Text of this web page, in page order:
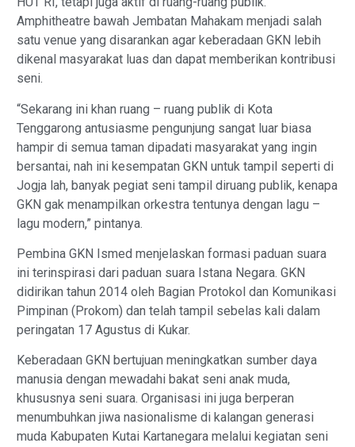
Amphitheatre bawah Jembatan Mahakam menjadi salah
satu venue yang disarankan agar keberadaan GKN lebih
dikenal masyarakat luas dan dapat memberikan kontribusi
seni.
“Sekarang ini khan ruang – ruang publik di Kota
Tenggarong antusiasme pengunjung sangat luar biasa
hampir di semua taman dipadati masyarakat yang ingin
bersantai, nah ini kesempatan GKN untuk tampil seperti di
Jogja lah, banyak pegiat seni tampil diruang publik, kenapa
GKN gak menampilkan orkestra tentunya dengan lagu –
lagu modern,” pintanya.
Pembina GKN Ismed menjelaskan formasi paduan suara
ini terinspirasi dari paduan suara Istana Negara. GKN
didirikan tahun 2014 oleh Bagian Protokol dan Komunikasi
Pimpinan (Prokom) dan telah tampil sebelas kali dalam
peringatan 17 Agustus di Kukar.
Keberadaan GKN bertujuan meningkatkan sumber daya
manusia dengan mewadahi bakat seni anak muda,
khususnya seni suara. Organisasi ini juga berperan
menumbuhkan jiwa nasionalisme di kalangan generasi
muda Kabupaten Kutai Kartanegara melalui kegiatan seni